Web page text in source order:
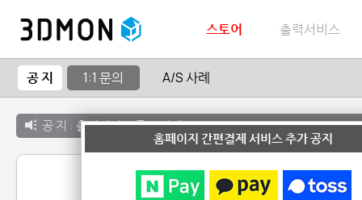
스토어 출력서비스
공 지 1:1 문의 A/S 사례
공 지 : 출력서비스 종료 안내
1:1 문
홈페이지 간편결제 서비스 추가 공지